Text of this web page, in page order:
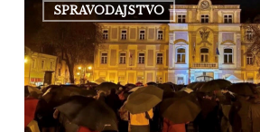
tradične
pripomenulo
17.
november.
SPRAVODAJSTVO